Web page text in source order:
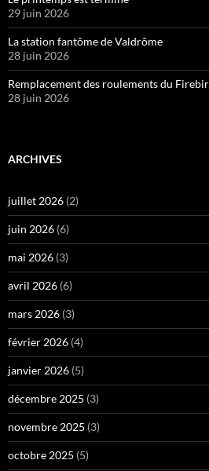
29 juin 2026
La station fantôme de Valdrôme
28 juin 2026
Remplacement des roulements du
28 juin 2026
ARCHIVES
juillet 2026 (2)
juin 2026 (6)
mai 2026 (3)
avril 2026 (6)
mars 2026 (3)
février 2026 (4)
janvier 2026 (5)
décembre 2025 (3)
novembre 2025 (3)
octobre 2025 (5)